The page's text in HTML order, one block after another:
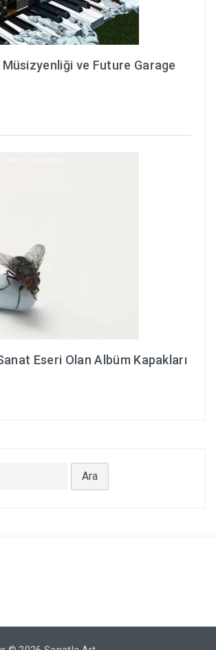
ve Future Garage
Eseri Olan Albüm Kapakları